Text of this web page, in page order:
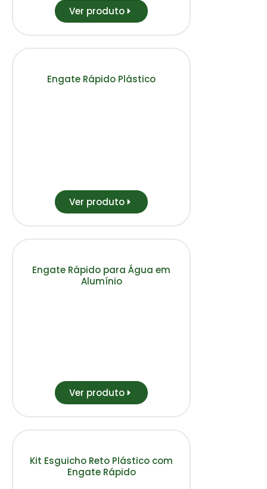
Ver produto
Engate Rápido Plástico
Ver produto
Engate Rápido para Água em
Alumínio
Ver produto
Kit Esguicho Reto Plástico com
Engate Rápido